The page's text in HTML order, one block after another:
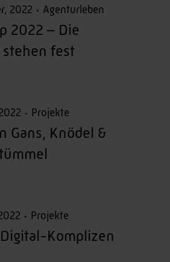
2022 Agenturleben
2022 – Die
stehen fest
Projekte
Gans, Knödel &
Projekte
Komplizen